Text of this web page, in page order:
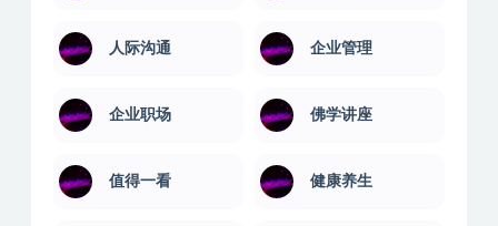
人际沟通 企业管理
企业职场 佛学讲座
值得一看 健康养生